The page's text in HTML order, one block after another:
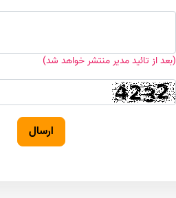
(بعد از تائید مدیر منتشر خواهد شد)
ارسال